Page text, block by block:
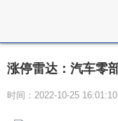
涨停雷达：汽车零
时间：2022-10-25